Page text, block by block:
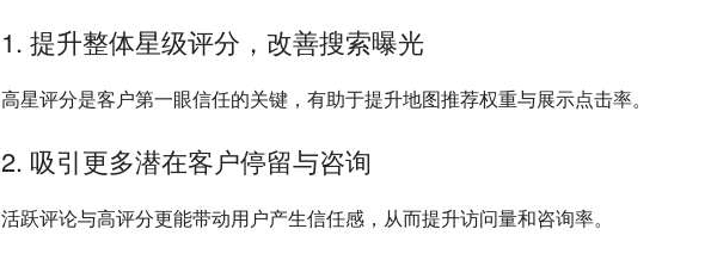
1. 提升整体星级评分，改善搜索曝光
高星评分是客户第一眼信任的关键，有助于提升地图推荐权重与展示点击率。
2. 吸引更多潜在客户停留与咨询
活跃评论与高评分更能带动用户产生信任感，从而提升访问量和咨询率。